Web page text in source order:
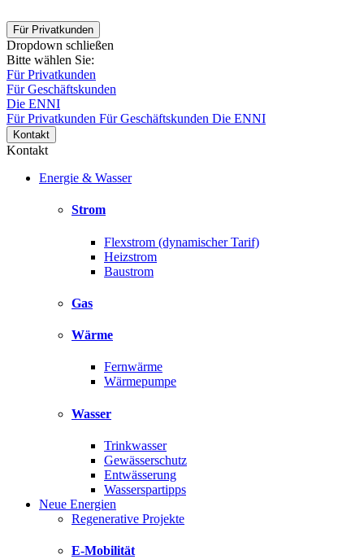
Für Privatkunden
Dropdown schließen
Bitte wählen Sie:
Für Privatkunden
Für Geschäftskunden
Die ENNI
Für Privatkunden Für Geschäftskunden Die ENNI
Kontakt
Kontakt
Energie & Wasser
Strom
Flexstrom (dynamischer Tarif)
Heizstrom
Baustrom
Gas
Wärme
Fernwärme
Wärmepumpe
Wasser
Trinkwasser
Gewässerschutz
Entwässerung
Wasserspartipps
Neue Energien
Regenerative Projekte
E-Mobilität